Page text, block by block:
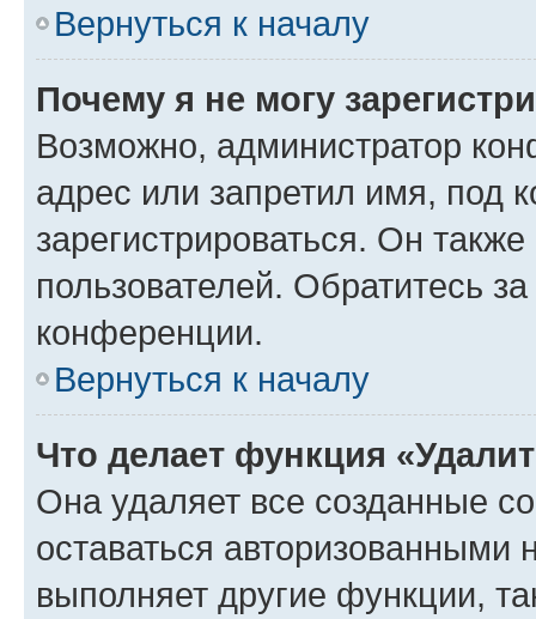
Вернуться к началу
Почему я не могу
Возможно, администратор
адрес или запретил имя, под
зарегистрироваться. Он
пользователей. Обратитесь
конференции.
Вернуться к началу
Что делает функция
Она удаляет все созданные
оставаться авторизованными
выполняет другие функции,